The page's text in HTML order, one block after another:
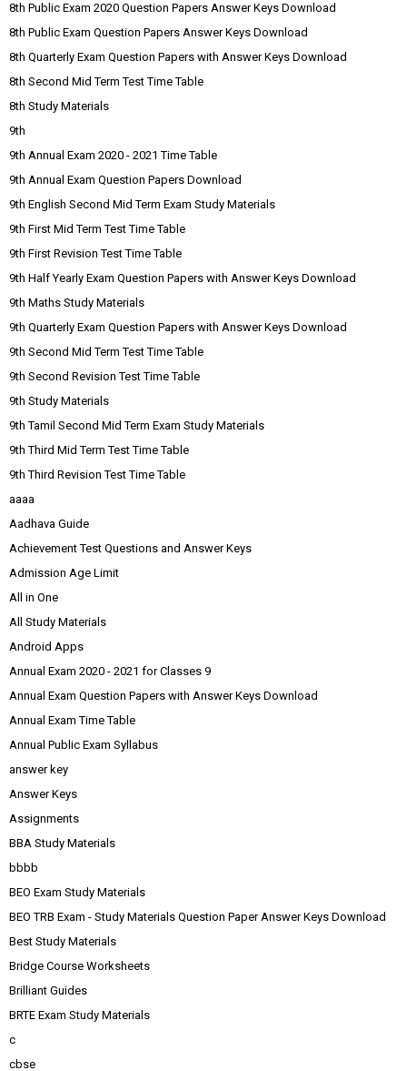
8th Public Exam 2020 Question Papers Answer Keys Download
8th Public Exam Question Papers Answer Keys Download
8th Quarterly Exam Question Papers with Answer Keys Download
8th Second Mid Term Test Time Table
8th Study Materials
9th
9th Annual Exam 2020 - 2021 Time Table
9th Annual Exam Question Papers Download
9th English Second Mid Term Exam Study Materials
9th First Mid Term Test Time Table
9th First Revision Test Time Table
9th Half Yearly Exam Question Papers with Answer Keys Download
9th Maths Study Materials
9th Quarterly Exam Question Papers with Answer Keys Download
9th Second Mid Term Test Time Table
9th Second Revision Test Time Table
9th Study Materials
9th Tamil Second Mid Term Exam Study Materials
9th Third Mid Term Test Time Table
9th Third Revision Test Time Table
aaaa
Aadhava Guide
Achievement Test Questions and Answer Keys
Admission Age Limit
All in One
All Study Materials
Android Apps
Annual Exam 2020 - 2021 for Classes 9
Annual Exam Question Papers with Answer Keys Download
Annual Exam Time Table
Annual Public Exam Syllabus
answer key
Answer Keys
Assignments
BBA Study Materials
bbbb
BEO Exam Study Materials
BEO TRB Exam - Study Materials Question Paper Answer Keys Download
Best Study Materials
Bridge Course Worksheets
Brilliant Guides
BRTE Exam Study Materials
c
cbse